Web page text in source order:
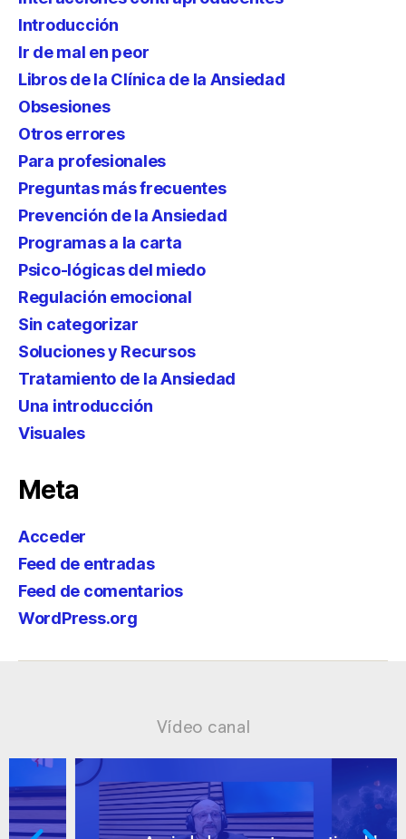
Introducción
Ir de mal en peor
Libros de la Clínica de la Ansiedad
Obsesiones
Otros errores
Para profesionales
Preguntas más frecuentes
Prevención de la Ansiedad
Programas a la carta
Psico-lógicas del miedo
Regulación emocional
Sin categorizar
Soluciones y Recursos
Tratamiento de la Ansiedad
Una introducción
Visuales
Meta
Acceder
Feed de entradas
Feed de comentarios
WordPress.org
Vídeo canal